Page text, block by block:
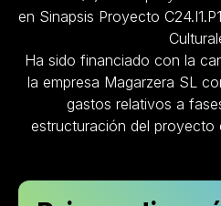
en Sinapsis Proyecto
Ha sido financiado con la
la empresa Magarzera SL
gastos relativos a
estructuración del proyecto